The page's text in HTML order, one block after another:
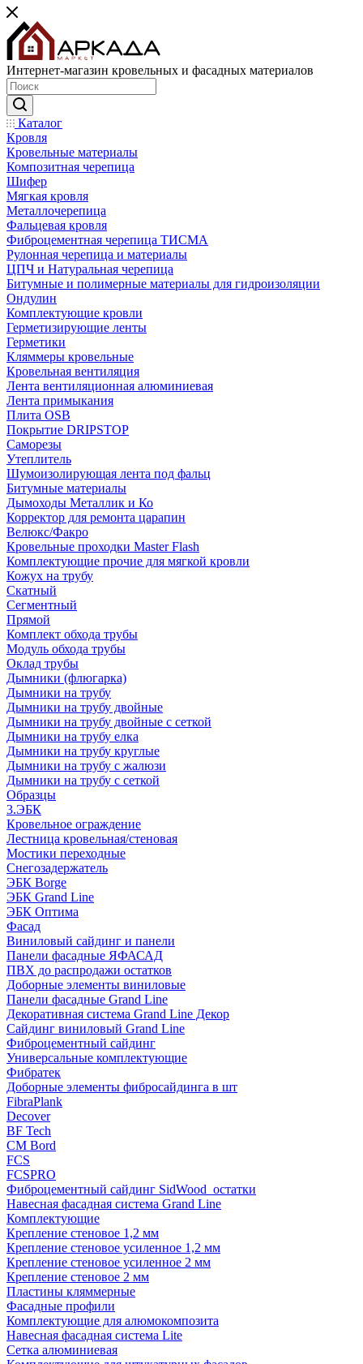
Интернет-магазин кровельных и фасадных материалов
Каталог
Кровля
Кровельные материалы
Композитная черепица
Шифер
Мягкая кровля
Металлочерепица
Фальцевая кровля
Фиброцементная черепица ТИСМА
Рулонная черепица и материалы
ЦПЧ и Натуральная черепица
Битумные и полимерные материалы для гидроизоляции
Ондулин
Комплектующие кровли
Герметизирующие ленты
Герметики
Кляммеры кровельные
Кровельная вентиляция
Лента вентиляционная алюминиевая
Лента примыкания
Плита OSB
Покрытие DRIPSTOP
Саморезы
Утеплитель
Шумоизолирующая лента под фальц
Битумные материалы
Дымоходы Металлик и Ко
Корректор для ремонта царапин
Велюкс/Факро
Кровельные проходки Master Flash
Комплектующие прочие для мягкой кровли
Кожух на трубу
Скатный
Сегментный
Прямой
Комплект обхода трубы
Модуль обхода трубы
Оклад трубы
Дымники (флюгарка)
Дымники на трубу
Дымники на трубу двoйные
Дымники на трубу двoйные с сеткой
Дымники на трубу елка
Дымники на трубу круглые
Дымники на трубу с жалюзи
Дымники на трубу с сеткой
Образцы
3.ЭБК
Кровельное ограждение
Лестница кровельная/стеновая
Мостики переходные
Снегозадержатель
ЭБК Borge
ЭБК Grand Line
ЭБК Оптима
Фасад
Виниловый сайдинг и панели
Панели фасадные ЯФАСАД
ПВХ до распродажи остатков
Доборные элементы виниловые
Панели фасадные Grand Line
Декоративная система Grand Line Декор
Сайдинг виниловый Grand Line
Фиброцементный сайдинг
Универсальные комплектующие
Фибратек
Доборные элементы фибросайдинга в шт
FibraPlank
Decover
BF Tech
CM Bord
FCS
FCSPRO
Фиброцементный сайдинг SidWood_остатки
Навесная фасадная система Grand Line
Комплектующие
Крепление стеновое 1,2 мм
Крепление стеновое усиленное 1,2 мм
Крепление стеновое усиленное 2 мм
Крепление стеновое 2 мм
Пластины кляммерные
Фасадные профили
Комплектующие для алюмокомпозита
Навесная фасадная система Lite
Сетка алюминиевая